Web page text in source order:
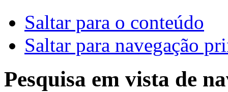
Saltar para o conteúdo
Saltar para navegação
Pesquisa em vista de